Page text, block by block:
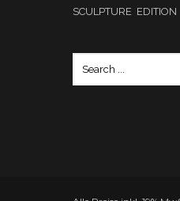
SCULPTURE EDITION